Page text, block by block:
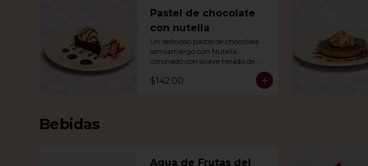
Pastel de chocolate
con nutella
Un delicioso pastel de chocolate
semiamargo con Nutella,
coronado con suave helado de
$142.00
Bebidas
Agua de Frutas del